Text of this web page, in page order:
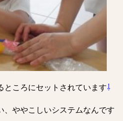
ところにセットされています⇩
、ややこしいシステムなんです